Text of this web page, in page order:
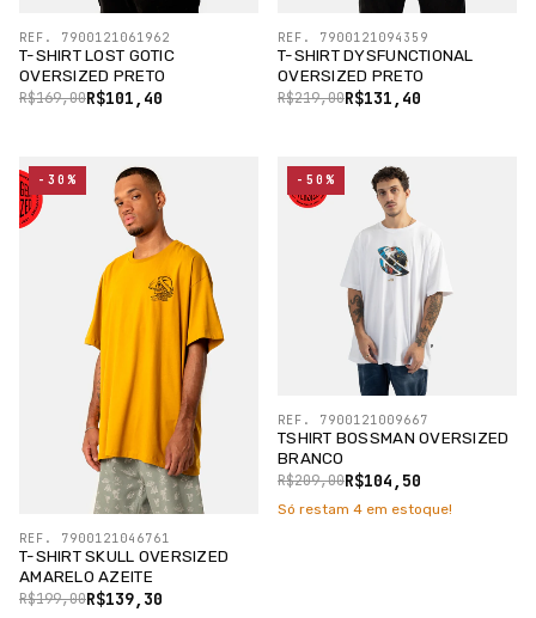
T-SHIRT LOST GOTIC
OVERSIZED PRETO
R$101,40
R$169,00
REF. 7900121061962
T-SHIRT DYSFUNCTIONAL
OVERSIZED PRETO
R$131,40
R$219,00
REF. 7900121094359
T-SHIRT SKULL OVERSIZED
AMARELO AZEITE
R$139,30
R$199,00
REF. 7900121046761
-30%
TSHIRT BOSSMAN OVERSIZED
BRANCO
R$104,50
R$209,00
REF. 7900121009667
-50%
Só restam 4 em estoque!